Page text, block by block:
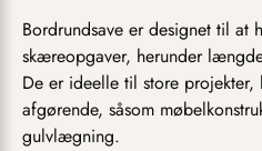
Bordrundsave er designet til at
skæreopgaver, herunder
De er ideelle til store
afgørende, såsom
gulvlægning.